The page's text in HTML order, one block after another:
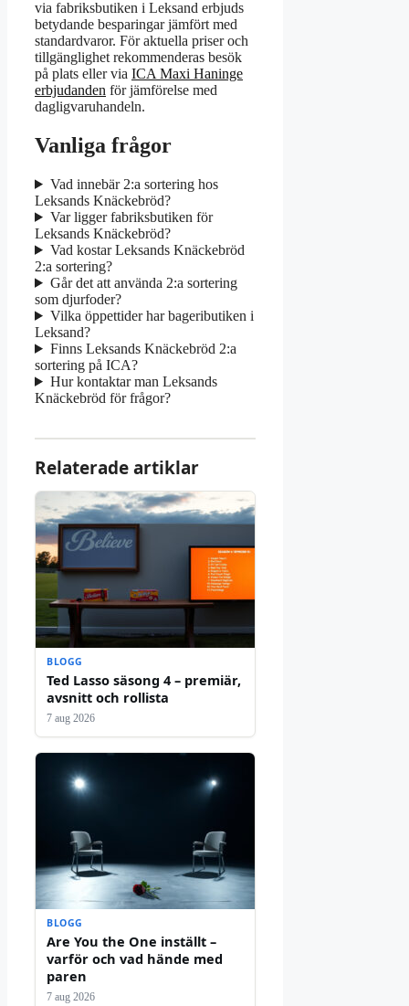
via fabriksbutiken i Leksand erbjuds
betydande besparingar jämfört med
standardvaror. För aktuella priser och
tillgänglighet rekommenderas besök
på plats eller via ICA Maxi Haninge
erbjudanden för jämförelse med
dagligvaruhandeln.
Vanliga frågor
Vad innebär 2:a sortering hos
Leksands Knäckebröd?
Var ligger fabriksbutiken för
Leksands Knäckebröd?
Vad kostar Leksands Knäckebröd
2:a sortering?
Går det att använda 2:a sortering
som djurfoder?
Vilka öppettider har bageributiken i
Leksand?
Finns Leksands Knäckebröd 2:a
sortering på ICA?
Hur kontaktar man Leksands
Knäckebröd för frågor?
Relaterade artiklar
BLOGG
Ted Lasso säsong 4 – premiär,
avsnitt och rollista
7 aug 2026
BLOGG
Are You the One inställt –
varför och vad hände med
paren
7 aug 2026